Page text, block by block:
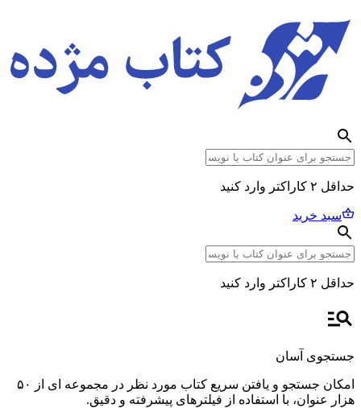
حداقل ۲ کاراکتر وارد کنید
سبد خرید
حداقل ۲ کاراکتر وارد کنید
جستجوی آسان
امکان جستجو و یافتن سریع کتاب مورد نظر در مجموعه ای از ۵۰
هزار عنوان، با استفاده از فیلترهای پیشرفته و دقیق.